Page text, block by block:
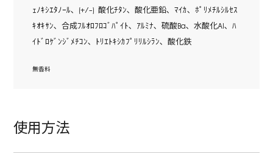
ｪﾉｷｼｴﾀﾉｰﾙ､ (+/-) 酸化ﾁﾀﾝ､ 酸化亜鉛､ ﾏｲｶ､ ﾎﾟﾘﾒﾁﾙｼﾙｾｽ
ｷｵｷｻﾝ､ 合成ﾌﾙｵﾛﾌﾛｺﾞﾊﾟｲﾄ､ ｱﾙﾐﾅ､ 硫酸Ba､ 水酸化Al､ ﾊ
ｲﾄﾞﾛｹﾞﾝｼﾞﾒﾁｺﾝ､ ﾄﾘｴﾄｷｼｶﾌﾟﾘﾘﾙｼﾗﾝ､ 酸化鉄
無香料
使用方法